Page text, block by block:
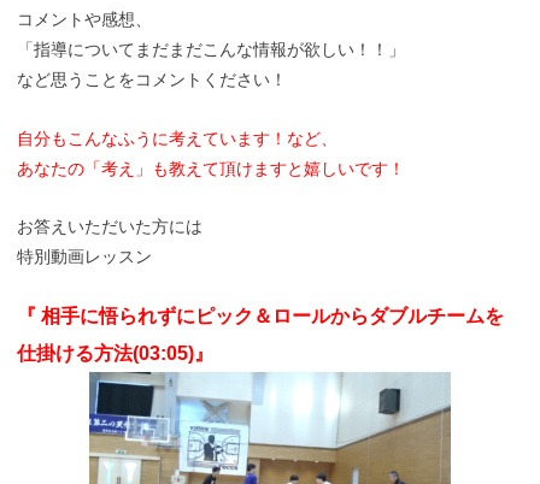
コメントや感想、
「指導についてまだまだこんな情報が欲しい！！」
など思うことをコメントください！
自分もこんなふうに考えています！など、
あなたの「考え」も教えて頂けますと嬉しいです！
お答えいただいた方には
特別動画レッスン
『 相手に悟られずにピック＆ロールからダブルチームを
仕掛ける方法(03:05) 』